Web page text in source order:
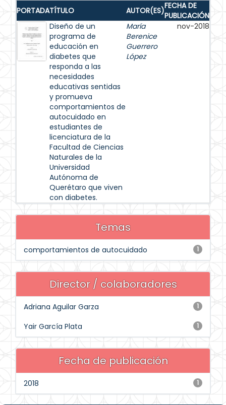
PORTADATÍTULO AUTOR(ES)FECHA DE
PUBLICACIÓN
Diseño de un
programa de
educación en
diabetes que
responda a las
necesidades
educativas sentidas
y promueva
comportamientos de
autocuidado en
estudiantes de
licenciatura de la
Facultad de Ciencias
Naturales de la
Universidad
Autónoma de
Querétaro que viven
con diabetes.
María
Berenice
Guerrero
López
nov-2018
Temas
1
comportamientos de autocuidado
Director / colaboradores
1
Adriana Aguilar Garza
1
Yair García Plata
Fecha de publicación
1
2018